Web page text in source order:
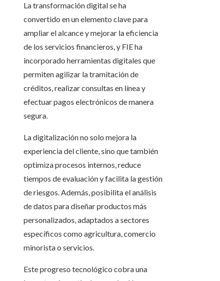
La transformación digital se ha
convertido en un elemento clave para
ampliar el alcance y mejorar la eficiencia
de los servicios financieros, y FIE ha
incorporado herramientas digitales que
permiten agilizar la tramitación de
créditos, realizar consultas en línea y
efectuar pagos electrónicos de manera
segura.
La digitalización no solo mejora la
experiencia del cliente, sino que también
optimiza procesos internos, reduce
tiempos de evaluación y facilita la gestión
de riesgos. Además, posibilita el análisis
de datos para diseñar productos más
personalizados, adaptados a sectores
específicos como agricultura, comercio
minorista o servicios.
Este progreso tecnológico cobra una